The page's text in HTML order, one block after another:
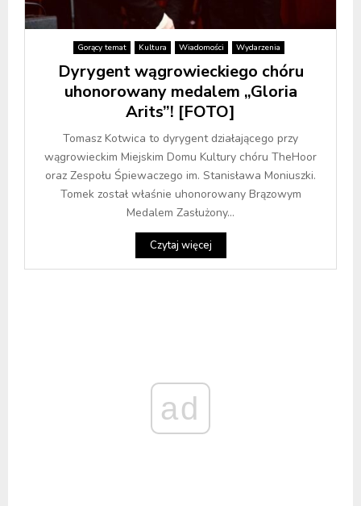
Gorący temat Kultura Wiadomości Wydarzenia
Dyrygent wągrowieckiego chóru
uhonorowany medalem „Gloria
Arits”! [FOTO]
Tomasz Kotwica to dyrygent działającego przy
wągrowieckim Miejskim Domu Kultury chóru TheHoor
oraz Zespołu Śpiewaczego im. Stanisława Moniuszki.
Tomek został właśnie uhonorowany Brązowym
Medalem Zasłużony...
Czytaj więcej
ad